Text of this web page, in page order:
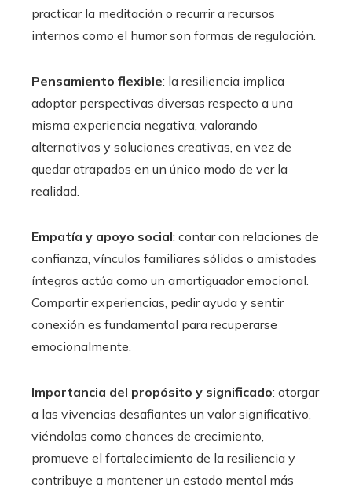
practicar la meditación o recurrir a recursos
internos como el humor son formas de regulación.
Pensamiento flexible: la resiliencia implica
adoptar perspectivas diversas respecto a una
misma experiencia negativa, valorando
alternativas y soluciones creativas, en vez de
quedar atrapados en un único modo de ver la
realidad.
Empatía y apoyo social: contar con relaciones de
confianza, vínculos familiares sólidos o amistades
íntegras actúa como un amortiguador emocional.
Compartir experiencias, pedir ayuda y sentir
conexión es fundamental para recuperarse
emocionalmente.
Importancia del propósito y significado: otorgar
a las vivencias desafiantes un valor significativo,
viéndolas como chances de crecimiento,
promueve el fortalecimiento de la resiliencia y
contribuye a mantener un estado mental más